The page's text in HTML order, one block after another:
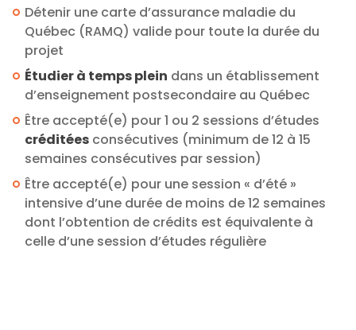
Détenir une carte d’assurance maladie du
Québec (RAMQ) valide pour toute la durée du
projet
Étudier à temps plein dans un établissement
d’enseignement postsecondaire au Québec
Être accepté(e) pour 1 ou 2 sessions d’études
créditées consécutives (minimum de 12 à 15
semaines consécutives par session)
Être accepté(e) pour une session « d’été »
intensive d’une durée de moins de 12 semaines
dont l’obtention de crédits est équivalente à
celle d’une session d’études régulière